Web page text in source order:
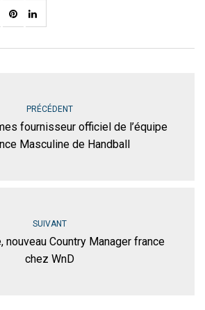
PRÉCÉDENT
fournisseur officiel de l’équipe
Masculine de Handball
SUIVANT
nouveau Country Manager france
chez WnD